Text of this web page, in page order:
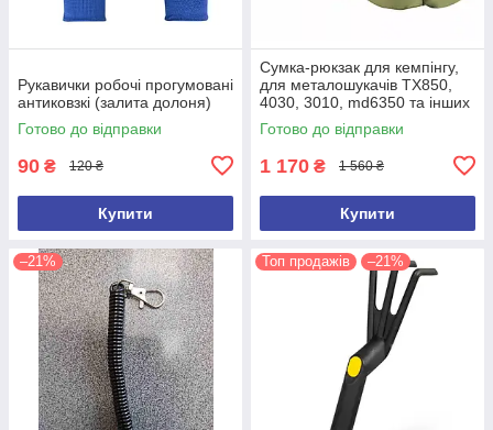
Рукавички робочі прогумовані
антиковзкі (залита долоня)
Готово до відправки
90 ₴ 120 ₴
Купити
Сумка-рюкзак для кемпінгу,
для металошукачів TX850,
4030, 3010, md6350 та інших
(ємність 100 л)
Готово до відправки
1 170 ₴ 1 560 ₴
Купити
–21% Топ продажів –21%